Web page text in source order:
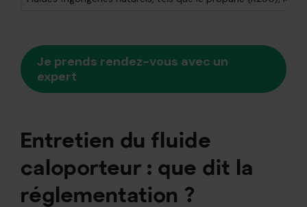
Je prends rendez-vous avec un
expert
Entretien du fluide
caloporteur : que dit la
réglementation ?